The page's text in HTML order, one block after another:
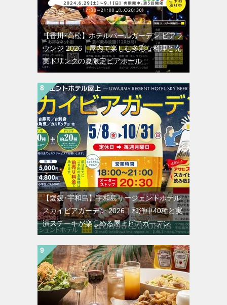
【香川･高松】ホテルパールガーデン ビアラ
ウンジ 2026｜屋内で楽しむ多彩な料理と充
実ドリンクの夏限定ビアホール
【愛媛･宇和島】宇和島リージェントホテル
スカイビアガーデン 2026｜和洋中40種と実
演ステーキが楽しめる屋上ビアガーデン